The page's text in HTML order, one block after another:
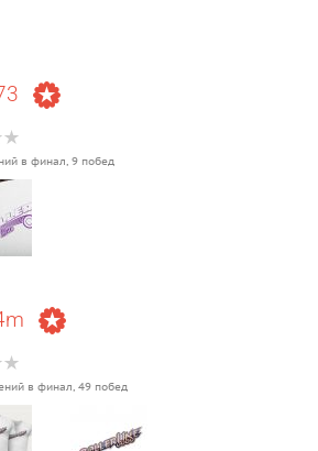
в финал, 9 побед
в финал, 49 побед